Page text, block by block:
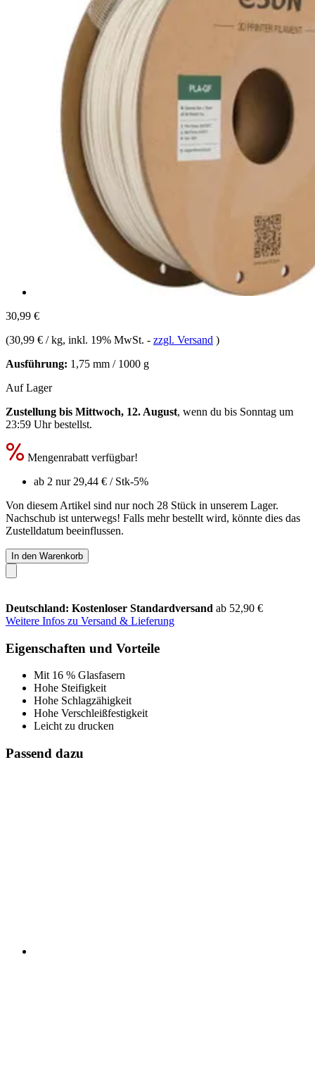
30,99 €
(30,99 € / kg, inkl. 19% MwSt. - zzgl. Versand )
Ausführung: 1,75 mm / 1000 g
Auf Lager
Zustellung bis Mittwoch, 12. August, wenn du bis Sonntag um
23:59 Uhrbestellst.
Mengenrabatt verfügbar!
ab 2 nur 29,44 € / Stk-5%
Von diesem Artikel sind nur noch 28 Stück in unserem Lager.
Nachschub ist unterwegs! Falls mehr bestellt wird, könnte dies das
Zustelldatum beeinflussen.
In den Warenkorb
Deutschland: Kostenloser Standardversand ab 52,90 €
Weitere Infos zu Versand & Lieferung
Eigenschaften und Vorteile
Mit 16 % Glasfasern
Hohe Steifigkeit
Hohe Schlagzähigkeit
Hohe Verschleißfestigkeit
Leicht zu drucken
Passend dazu